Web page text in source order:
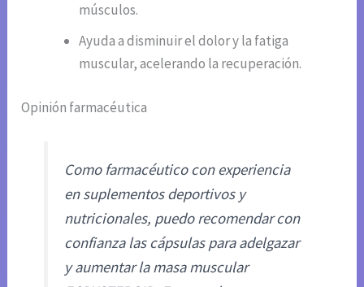
músculos.
Ayuda a disminuir el dolor y la fatiga
muscular, acelerando la recuperación.
Opinión farmacéutica
Como farmacéutico con experiencia
en suplementos deportivos y
nutricionales, puedo recomendar con
confianza las cápsulas para adelgazar
y aumentar la masa muscular